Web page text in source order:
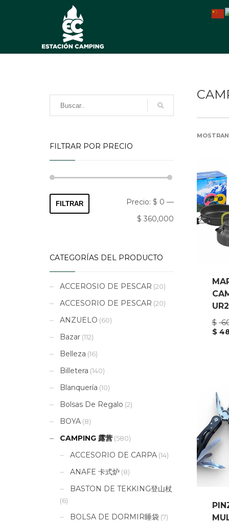
$
El
$
FILTRAR POR PRECIO
mínimo
máximo
FILTRAR Precio: $ 0 —
$ 360,000
CATEGORÍAS DEL PRODUCTO
ACCEROSIO DE PESCAR (20)
ACCESORIO DE PESCAR (20)
ANZUELO (60)
Bazar (112)
Belleza (16)
Billetera (140)
Blanquería (10)
Bolsas De Regalo (2)
BOYA (8)
CAMPING 露营 (580)
ACCESORIO DE CARPA (14)
ANAFE 卡式炉 (8)
BASTON DE TEKKING登山杖
(6)
BOLSA DE DORMIR睡袋 (7)